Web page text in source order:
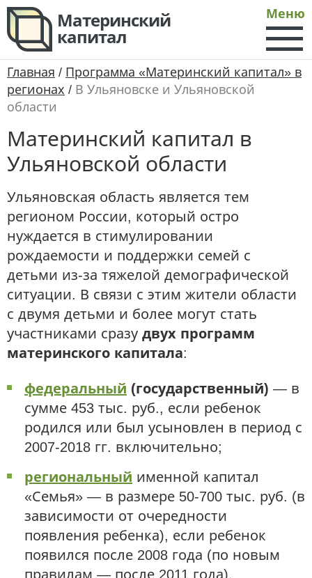
Материнский
капитал
Меню
Главная / Программа «Материнский капитал» в
регионах / В Ульяновске и Ульяновской
области
Материнский капитал в
Ульяновской области
Ульяновская область является тем
регионом России, который остро
нуждается в стимулировании
рождаемости и поддержки семей с
детьми из-за тяжелой демографической
ситуации. В связи с этим жители области
с двумя детьми и более могут стать
участниками сразу двух программ
материнского капитала:
федеральный (государственный) — в
сумме 453 тыс. руб., если ребенок
родился или был усыновлен в период с
2007-2018 гг. включительно;
региональный именной капитал
«Семья» — в размере 50-700 тыс. руб. (в
зависимости от очередности
появления ребенка), если ребенок
появился после 2008 года (по новым
правилам — после 2011 года).